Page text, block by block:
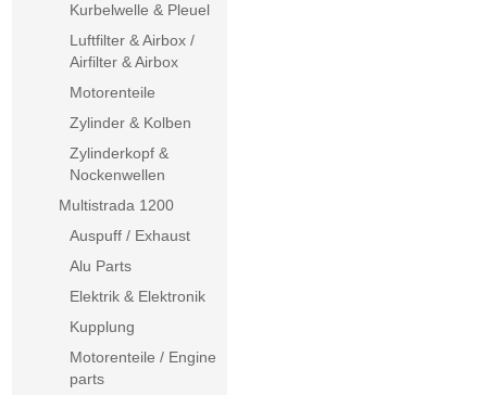
Kurbelwelle & Pleuel
Luftfilter & Airbox /
Airfilter & Airbox
Motorenteile
Zylinder & Kolben
Zylinderkopf &
Nockenwellen
Multistrada 1200
Auspuff / Exhaust
Alu Parts
Elektrik & Elektronik
Kupplung
Motorenteile / Engine
parts